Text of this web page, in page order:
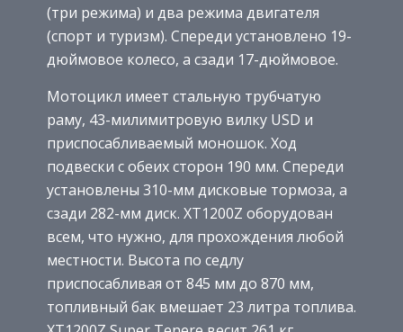
(три режима) и два режима двигателя
(спорт и туризм). Спереди установлено 19-
дюймовое колесо, а сзади 17-дюймовое.
Мотоцикл имеет стальную трубчатую
раму, 43-милимитровую вилку USD и
приспосабливаемый моношок. Ход
подвески с обеих сторон 190 мм. Спереди
установлены 310-мм дисковые тормоза, а
сзади 282-мм диск. XT1200Z оборудован
всем, что нужно, для прохождения любой
местности. Высота по седлу
приспосабливая от 845 мм до 870 мм,
топливный бак вмешает 23 литра топлива.